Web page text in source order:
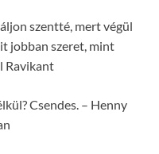
szentté, mert végül
jobban szeret, mint
Ravikant
Csendes. – Henny